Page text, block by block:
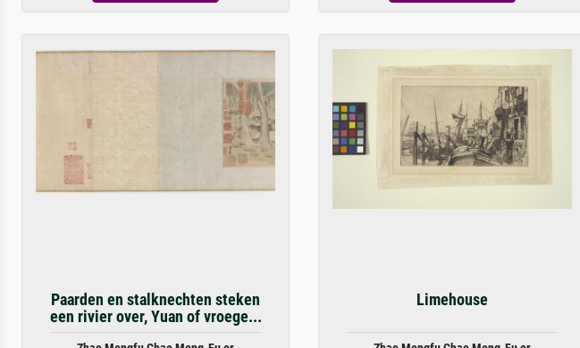
Paarden en stalknechten steken
een rivier over, Yuan of vroege...
Limehouse